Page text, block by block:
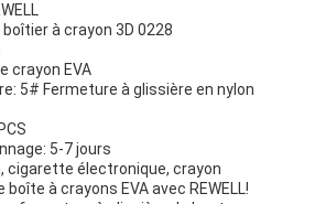
à crayon 3D 0228
crayon EVA
5# Fermeture à glissière en nylon
5-7 jours
cigarette électronique, crayon
à crayons EVA avec REWELL!